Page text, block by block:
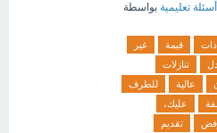
أسئلة تعليمية بواسطة
ذات قيمة
غير
تنازلات
عالية
للطرف
عليك،
تقديم